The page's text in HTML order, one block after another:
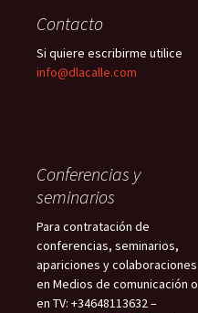
Contacto
Si quiere escribirme utilice
info@dlacalle.com
Conferencias y
seminarios
Para contratación de
conferencias, seminarios,
apariciones y colaboraciones
en Medios de comunicación o
en TV: +34648113632 –